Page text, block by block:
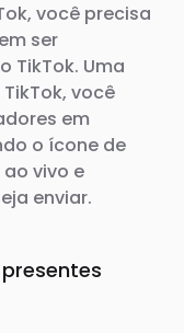
você precisa
ser
TikTok. Uma
você
em
o ícone de
vivo e
enviar.